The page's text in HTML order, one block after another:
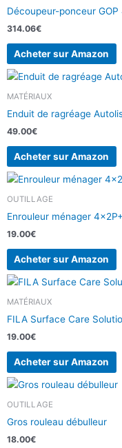
Découpeur-ponceur
314.06€
Acheter sur Amazon
MATÉRIAUX
Enduit de ragréage
49.00€
Acheter sur Amazon
OUTILLAGE
Enrouleur ménager
19.00€
Acheter sur Amazon
MATÉRIAUX
FILA Surface Care
19.00€
Acheter sur Amazon
OUTILLAGE
Gros rouleau débulleur
18.00€